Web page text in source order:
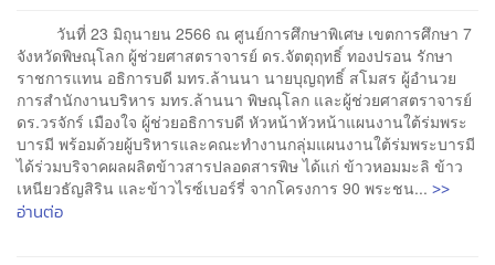
วันที่ 23 มิถุนายน 2566 ณ ศูนย์การศึกษาพิเศษ เขตการศึกษา 7
จังหวัดพิษณุโลก ผู้ช่วยศาสตราจารย์ ดร.จัตตุฤทธิ์ ทองปรอน รักษา
ราชการแทน อธิการบดี มทร.ล้านนา นายบุญฤทธิ์ สโมสร ผู้อำนวย
การสำนักงานบริหาร มทร.ล้านนา พิษณุโลก และผู้ช่วยศาสตราจารย์
ดร.วรจักร์ เมืองใจ ผู้ช่วยอธิการบดี หัวหน้าหัวหน้าแผนงานใต้ร่มพระ
บารมี พร้อมด้วยผู้บริหารและคณะทำงานกลุ่มแผนงานใต้ร่มพระบารมี
ได้ร่วมบริจาคผลผลิตข้าวสารปลอดสารพิษ ได้แก่ ข้าวหอมมะลิ ข้าว
เหนียวธัญสิริน และข้าวไรซ์เบอร์รี่ จากโครงการ 90 พระชน... >>
อ่านต่อ